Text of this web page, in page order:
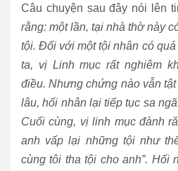
Câu chuyện sau đây nói lên
rằng: một lần, tại nhà thờ này
tội. Đối với một tội nhân có
ta, vị Linh mục rất nghiêm
điều. Nhưng chứng nào vẫn
lâu, hối nhân lại tiếp tục sa
Cuối cùng, vị linh mục đành
anh vấp lại những tội như
cùng tôi tha tội cho anh”. Hối